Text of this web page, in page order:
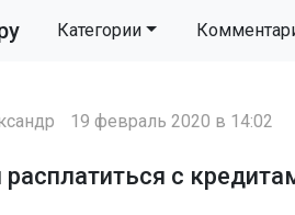
Категории
19 февраль 2020 в 14:02
с